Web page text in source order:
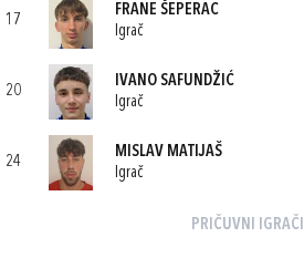
17
FRANE ŠEPERAC
Igrač
20
IVANO SAFUNDŽIĆ
Igrač
24
MISLAV MATIJAŠ
Igrač
PRIČUVNI IGRAČI